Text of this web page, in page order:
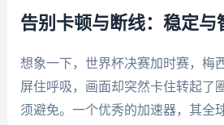
告别卡顿与断线：稳定与
想象一下，世界杯决赛加时赛，梅
屏住呼吸，画面却突然卡住转起
须避免。一个优秀的加速器，其全